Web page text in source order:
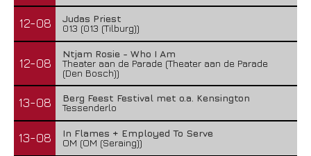
12-08
Judas Priest
013 (013 (Tilburg))
12-08
Ntjam Rosie - Who I Am
Theater aan de Parade (Theater aan de Parade
(Den Bosch))
13-08
Berg Feest Festival met o.a. Kensington
Tessenderlo
13-08
In Flames + Employed To Serve
OM (OM (Seraing))